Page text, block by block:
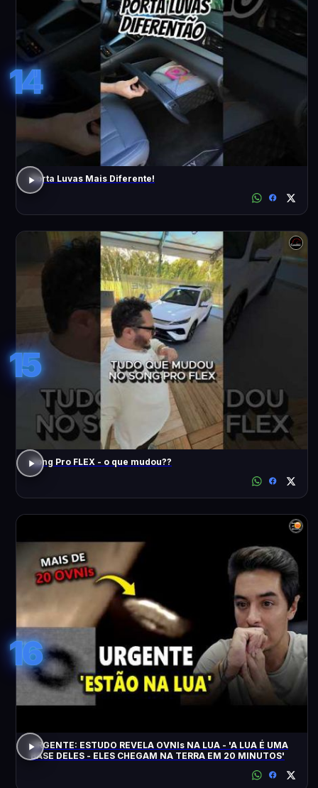
14
Porta Luvas Mais Diferente!
15
Song Pro FLEX - o que mudou??
16
URGENTE: ESTUDO REVELA OVNIs NA LUA - 'A LUA É UMA
BASE DELES - ELES CHEGAM NA TERRA EM 20 MINUTOS'